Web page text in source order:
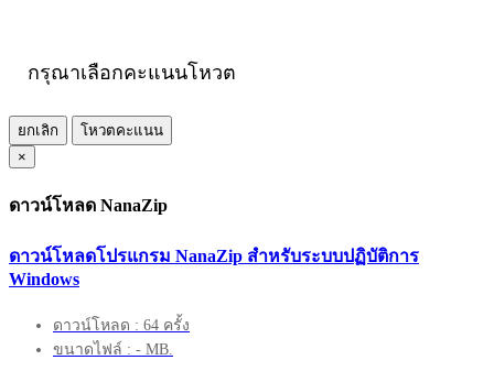
กรุณาเลือกคะแนนโหวต
ยกเลิก
โหวตคะแนน
×
ดาวน์โหลด NanaZip
ดาวน์โหลดโปรแกรม NanaZip สำหรับระบบปฏิบัติการ
Windows
ดาวน์โหลด : 64 ครั้ง
ขนาดไฟล์ : - MB.